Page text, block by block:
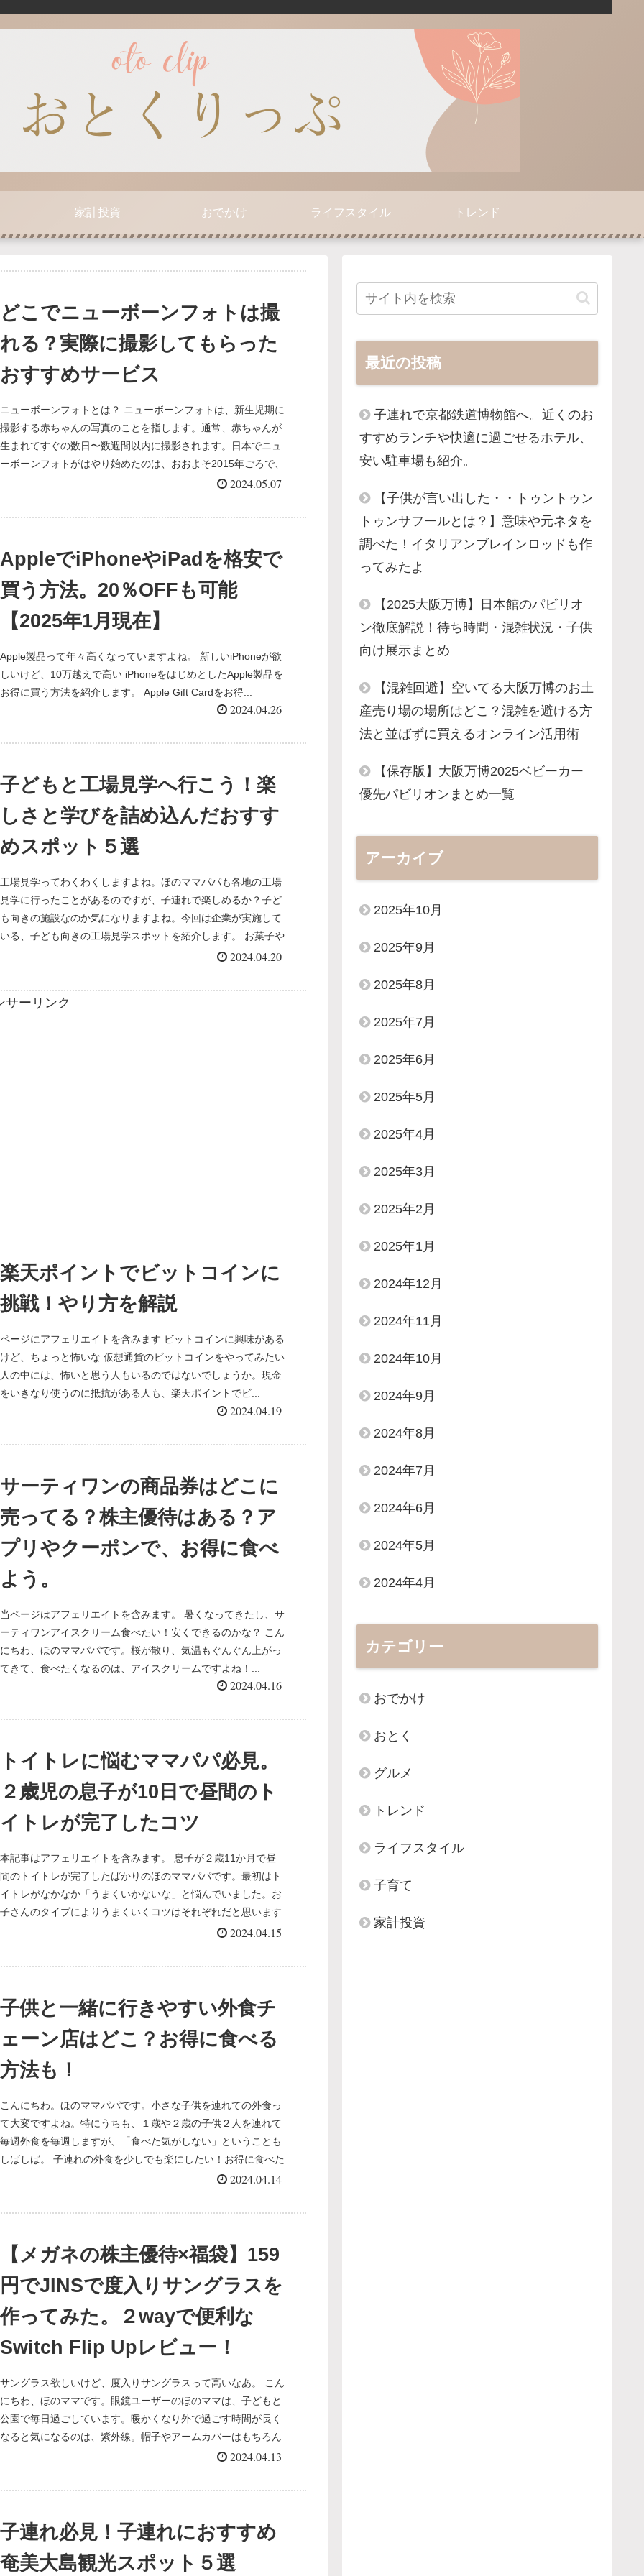
家計投資 おでかけ ライフスタイル トレンド
どこでニューボーンフォトは撮
れる？実際に撮影してもらった
おすすめサービス
ニューボーンフォトとは？ ニューボーンフォトは、新生児期に
撮影する赤ちゃんの写真のことを指します。通常、赤ちゃんが
生まれてすぐの数日〜数週間以内に撮影されます。日本でニュ
ーボーンフォトがはやり始めたのは、おおよそ2015年ごろで、
2024.05.07
AppleでiPhoneやiPadを格安で
買う方法。20％OFFも可能
【2025年1月現在】
Apple製品って年々高くなっていますよね。 新しいiPhoneが欲
しいけど、10万越えで高い iPhoneをはじめとしたApple製品を
お得に買う方法を紹介します。 Apple Gift Cardをお得...
2024.04.26
子どもと工場見学へ行こう！楽
しさと学びを詰め込んだおすす
めスポット５選
工場見学ってわくわくしますよね。ほのママパパも各地の工場
見学に行ったことがあるのですが、子連れで楽しめるか？子ど
も向きの施設なのか気になりますよね。今回は企業が実施して
いる、子ども向きの工場見学スポットを紹介します。 お菓子や
2024.04.20
サーリンク
楽天ポイントでビットコインに
挑戦！やり方を解説
ページにアフェリエイトを含みます ビットコインに興味がある
けど、ちょっと怖いな 仮想通貨のビットコインをやってみたい
人の中には、怖いと思う人もいるのではないでしょうか。現金
をいきなり使うのに抵抗がある人も、楽天ポイントでビ...
2024.04.19
サーティワンの商品券はどこに
売ってる？株主優待はある？ア
プリやクーポンで、お得に食べ
よう。
当ページはアフェリエイトを含みます。 暑くなってきたし、サ
ーティワンアイスクリーム食べたい！安くできるのかな？ こん
にちわ、ほのママパパです。桜が散り、気温もぐんぐん上がっ
てきて、食べたくなるのは、アイスクリームですよね！...
2024.04.16
トイトレに悩むママパパ必見。
２歳児の息子が10日で昼間のト
イトレが完了したコツ
本記事はアフェリエイトを含みます。 息子が２歳11か月で昼
間のトイトレが完了したばかりのほのママパパです。最初はト
イトレがなかなか「うまくいかないな」と悩んでいました。お
子さんのタイプによりうまくいくコツはそれぞれだと思います
2024.04.15
子供と一緒に行きやすい外食チ
ェーン店はどこ？お得に食べる
方法も！
こんにちわ。ほのママパパです。小さな子供を連れての外食っ
て大変ですよね。特にうちも、１歳や２歳の子供２人を連れて
毎週外食を毎週しますが、「食べた気がしない」ということも
しばしば。 子連れの外食を少しでも楽にしたい！お得に食べた
2024.04.14
【メガネの株主優待×福袋】159
円でJINSで度入りサングラスを
作ってみた。２wayで便利な
Switch Flip Upレビュー！
サングラス欲しいけど、度入りサングラスって高いなあ。 こん
にちわ、ほのママです。眼鏡ユーザーのほのママは、子どもと
公園で毎日過ごしています。暖かくなり外で過ごす時間が長く
なると気になるのは、紫外線。帽子やアームカバーはもちろん
2024.04.13
子連れ必見！子連れにおすすめ
奄美大島観光スポット５選
最近の投稿
子連れで京都鉄道博物館へ。近くのお
すすめランチや快適に過ごせるホテル、
安い駐車場も紹介。
【子供が言い出した・・トゥントゥン
トゥンサフールとは？】意味や元ネタを
調べた！イタリアンブレインロッドも作
ってみたよ
【2025大阪万博】日本館のパビリオ
ン徹底解説！待ち時間・混雑状況・子供
向け展示まとめ
【混雑回避】空いてる大阪万博のお土
産売り場の場所はどこ？混雑を避ける方
法と並ばずに買えるオンライン活用術
【保存版】大阪万博2025ベビーカー
優先パビリオンまとめ一覧
アーカイブ
2025年10月
2025年9月
2025年8月
2025年7月
2025年6月
2025年5月
2025年4月
2025年3月
2025年2月
2025年1月
2024年12月
2024年11月
2024年10月
2024年9月
2024年8月
2024年7月
2024年6月
2024年5月
2024年4月
カテゴリー
おでかけ
おとく
グルメ
トレンド
ライフスタイル
子育て
家計投資